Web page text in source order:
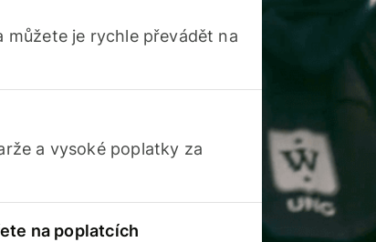
můžete je rychle převádět na
a vysoké poplatky za
na poplatcích